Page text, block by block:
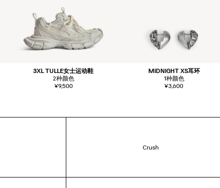
3XL TULLE女士运动鞋
2种颜色
¥9,500
MIDNIGHT XS耳环
1种颜色
¥3,600
Crush